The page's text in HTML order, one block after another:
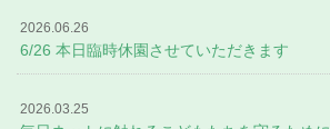
2026.06.26
6/26 本日臨時休園させていただきます
2026.03.25